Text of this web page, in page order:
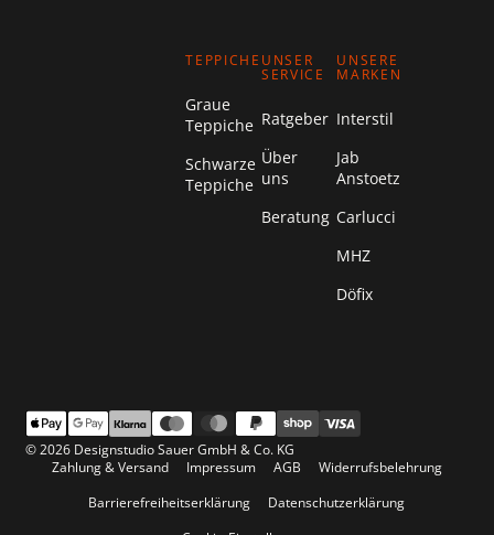
TEPPICHE
Graue
Teppiche
Schwarze
Teppiche
UNSER
SERVICE
Ratgeber
Über
uns
Beratung
UNSERE
MARKEN
Interstil
Jab
Anstoetz
Carlucci
MHZ
Döfix
© 2026 Designstudio Sauer GmbH & Co. KG
Zahlung & Versand
Impressum AGB
Widerrufsbelehrung
Barrierefreiheitserklärung
Datenschutzerklärung